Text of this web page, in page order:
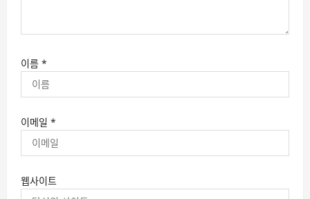
이름 *
이메일 *
웹사이트